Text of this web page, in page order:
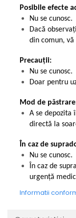
Posibile efecte
Nu se cunosc.
Dacă
din comun,
Precauții:
Nu se cunosc.
Doar pentru
Mod de
A se depozita
directă la
În caz de
Nu se cunosc.
În caz de
urgență
Informatii